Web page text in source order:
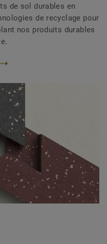
de sol durables en
de recyclage pour
nos produits durables